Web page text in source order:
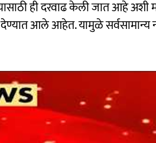
ही दरवाढ केली जात आहे अशी
आले आहेत. यामुळे सर्वसामान्य